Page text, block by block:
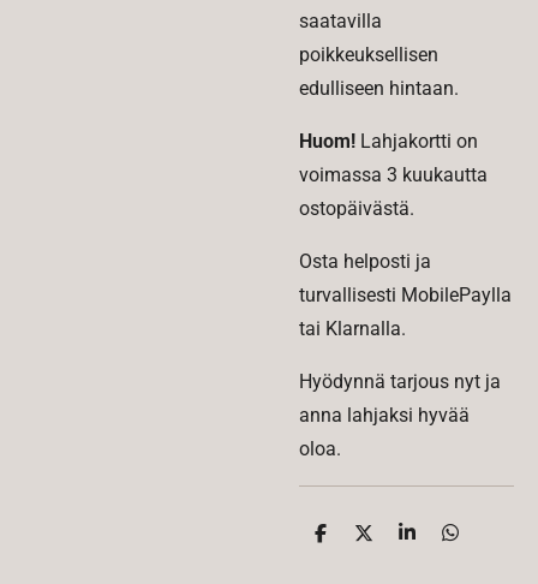
saatavilla
poikkeuksellisen
edulliseen hintaan.
Huom! Lahjakortti on
voimassa 3 kuukautta
ostopäivästä.
Osta helposti ja
turvallisesti MobilePaylla
tai Klarnalla.
Hyödynnä tarjous nyt ja
anna lahjaksi hyvää
oloa.
J
J
J
J